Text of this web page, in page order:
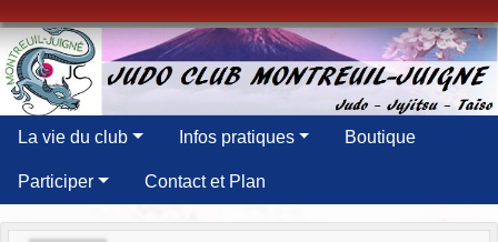
La vie du club Infos pratiques Boutique
Participer Contact et Plan